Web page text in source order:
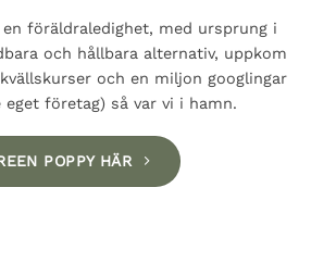
föräldraledighet, med ursprung i
och hållbara alternativ, uppkom
kvällskurser och en miljon googlingar
eget företag) så var vi i hamn.
POPPY HÄR